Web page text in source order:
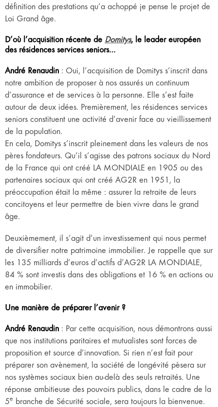
définition des prestations qu’a achoppé je pense le projet de
Loi Grand âge.
D’où l’acquisition récente de Domitys, le leader européen
des résidences services seniors…
André Renaudin : Oui, l’acquisition de Domitys s’inscrit dans
notre ambition de proposer à nos assurés un continuum
d’assurance et de services à la personne. Elle s’est faite
autour de deux idées. Premièrement, les résidences services
seniors constituent une activité d’avenir face au vieillissement
de la population.
En cela, Domitys s’inscrit pleinement dans les valeurs de nos
pères fondateurs. Qu’il s’agisse des patrons sociaux du Nord
de la France qui ont créé LA MONDIALE en 1905 ou des
partenaires sociaux qui ont créé AG2R en 1951, la
préoccupation était la même : assurer la retraite de leurs
concitoyens et leur permettre de bien vivre dans le grand
âge.
Deuxièmement, il s’agit d’un investissement qui nous permet
de diversifier notre patrimoine immobilier. Je rappelle que sur
les 135 milliards d’euros d’actifs d’AG2R LA MONDIALE,
84 % sont investis dans des obligations et 16 % en actions ou
en immobilier.
Une manière de préparer l’avenir ?
André Renaudin : Par cette acquisition, nous démontrons aussi
que nos institutions paritaires et mutualistes sont forces de
proposition et source d’innovation. Si rien n’est fait pour
préparer son avènement, la société de longévité pèsera sur
nos systèmes sociaux bien au-delà des seuls retraités. Une
réponse ambitieuse des pouvoirs publics, dans le cadre de la
5e branche de Sécurité sociale, sera toujours la bienvenue.